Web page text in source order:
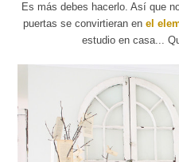
Es más debes hacerlo. Así que
puertas se convirtieran en el
estudio en casa...